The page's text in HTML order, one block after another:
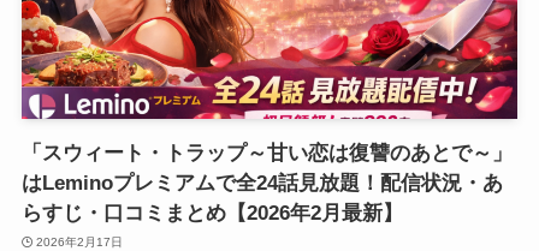
「スウィート・トラップ～甘い恋は復讐のあとで～」
はLeminoプレミアムで全24話見放題！配信状況・あ
らすじ・口コミまとめ【2026年2月最新】
2026年2月17日